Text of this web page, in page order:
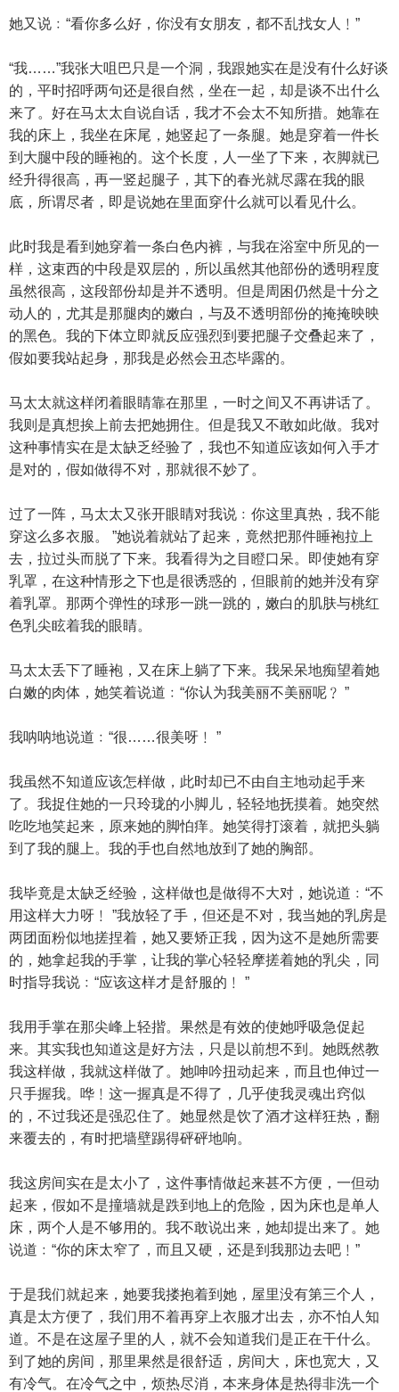
她又说﹕“看你多么好，你没有女朋友，都不乱找女人﹗”
“我……”我张大咀巴只是一个洞，我跟她实在是没有什么好谈
的，平时招呼两句还是很自然，坐在一起，却是谈不出什么
来了。好在马太太自说自话，我才不会太不知所措。她靠在
我的床上，我坐在床尾，她竖起了一条腿。她是穿着一件长
到大腿中段的睡袍的。这个长度，人一坐了下来，衣脚就已
经升得很高，再一竖起腿子，其下的春光就尽露在我的眼
底，所谓尽者，即是说她在里面穿什么就可以看见什么。
此时我是看到她穿着一条白色内裤，与我在浴室中所见的一
样，这束西的中段是双层的，所以虽然其他部份的透明程度
虽然很高，这段部份却是并不透明。但是周困仍然是十分之
动人的，尤其是那腿肉的嫩白，与及不透明部份的掩掩映映
的黑色。我的下体立即就反应强烈到要把腿子交叠起来了，
假如要我站起身，那我是必然会丑态毕露的。
马太太就这样闭着眼睛靠在那里，一时之间又不再讲话了。
我则是真想挨上前去把她拥住。但是我又不敢如此做。我对
这种事情实在是太缺乏经验了，我也不知道应该如何入手才
是对的，假如做得不对，那就很不妙了。
过了一阵，马太太又张开眼睛对我说﹕你这里真热，我不能
穿这么多衣服。 ”她说着就站了起来，竟然把那件睡袍拉上
去，拉过头而脱了下来。我看得为之目瞪口呆。即使她有穿
乳罩，在这种情形之下也是很诱惑的，但眼前的她并没有穿
着乳罩。那两个弹性的球形一跳一跳的，嫩白的肌肤与桃红
色乳尖眩着我的眼睛。
马太太丢下了睡袍，又在床上躺了下来。我呆呆地痴望着她
白嫩的肉体，她笑着说道﹕“你认为我美丽不美丽呢﹖ ”
我呐呐地说道﹕“很……很美呀﹗ ”
我虽然不知道应该怎样做，此时却已不由自主地动起手来
了。我捉住她的一只玲珑的小脚儿，轻轻地抚摸着。她突然
吃吃地笑起来，原来她的脚怕痒。她笑得打滚着，就把头躺
到了我的腿上。我的手也自然地放到了她的胸部。
我毕竟是太缺乏经验，这样做也是做得不大对，她说道﹕“不
用这样大力呀﹗ ”我放轻了手，但还是不对，我当她的乳房是
两团面粉似地搓捏着，她又要矫正我，因为这不是她所需要
的，她拿起我的手掌，让我的掌心轻轻摩搓着她的乳尖，同
时指导我说﹕“应该这样才是舒服的﹗ ”
我用手掌在那尖峰上轻揩。果然是有效的使她呼吸急促起
来。其实我也知道这是好方法，只是以前想不到。她既然教
我这样做，我就这样做了。她呻吟扭动起来，而且也伸过一
只手握我。哗﹗这一握真是不得了，几乎使我灵魂出窍似
的，不过我还是强忍住了。她显然是饮了酒才这样狂热，翻
来覆去的，有时把墙壁踢得砰砰地响。
我这房间实在是太小了，这件事情做起来甚不方便，一但动
起来，假如不是撞墙就是跌到地上的危险，因为床也是单人
床，两个人是不够用的。我不敢说出来，她却提出来了。她
说道﹕“你的床太窄了，而且又硬，还是到我那边去吧﹗”
于是我们就起来，她要我搂抱着到她，屋里没有第三个人，
真是太方便了，我们用不着再穿上衣服才出去，亦不怕人知
道。不是在这屋子里的人，就不会知道我们是正在干什么。
到了她的房间，那里果然是很舒适，房间大，床也宽大，又
有冷气。在冷气之中，烦热尽消，本来身体是热得非洗一个